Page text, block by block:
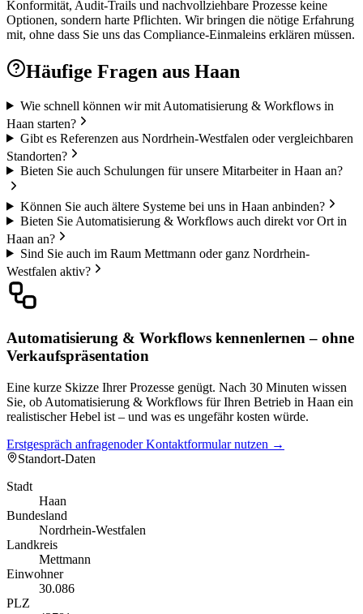
Konformität, Audit-Trails und nachvollziehbare Prozesse keine
Optionen, sondern harte Pflichten. Wir bringen die nötige Erfahrung
mit, ohne dass Sie uns das Compliance-Einmaleins erklären müssen.
Häufige Fragen aus Haan
Wie schnell können wir mit Automatisierung & Workflows in
Haan starten?
Gibt es Referenzen aus Nordrhein-Westfalen oder vergleichbaren
Standorten?
Bieten Sie auch Schulungen für unsere Mitarbeiter in Haan an?
Können Sie auch ältere Systeme bei uns in Haan anbinden?
Bieten Sie Automatisierung & Workflows auch direkt vor Ort in
Haan an?
Sind Sie auch im Raum Mettmann oder ganz Nordrhein-
Westfalen aktiv?
Automatisierung & Workflows kennenlernen – ohne
Verkaufspräsentation
Eine kurze Skizze Ihrer Prozesse genügt. Nach 30 Minuten wissen
Sie, ob Automatisierung & Workflows für Ihren Betrieb in Haan ein
realistischer Hebel ist – und was es ungefähr kosten würde.
Erstgespräch anfragenoder Kontaktformular nutzen →
Standort-Daten
Stadt
Haan
Bundesland
Nordrhein-Westfalen
Landkreis
Mettmann
Einwohner
30.086
PLZ